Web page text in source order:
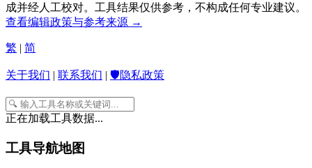
成并经人工校对。工具结果仅供参考，不构成任何专业建议。
查看编辑政策与参考来源 →
繁 | 简
关于我们 | 联系我们 | 🛡️隐私政策
正在加载工具数据...
工具导航地图